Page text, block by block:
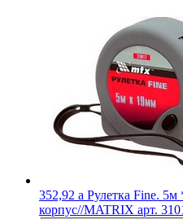
352,92 a Рулетка Fine.
корпус//MATRIX арт.